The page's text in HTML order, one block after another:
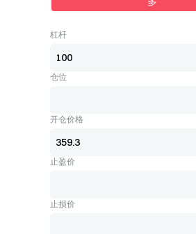
杠杆
仓位
开仓价格
止盈价
止损价